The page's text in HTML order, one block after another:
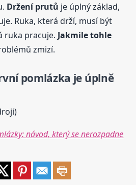
Držení prutů je úplný základ,
Ruka, která drží, musí být
ruka pracuje. Jakmile tohle
zmizí.
pomlázka je úplně
návod, který se nerozpadne